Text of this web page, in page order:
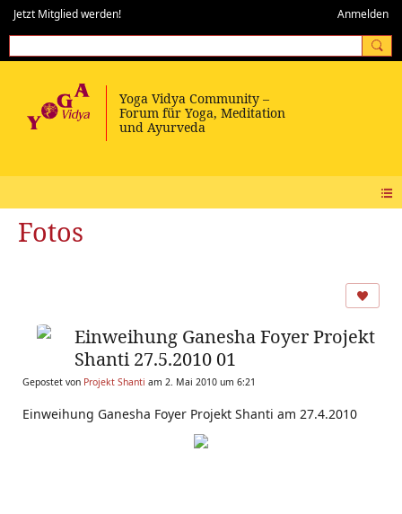
Jetzt Mitglied werden! Anmelden
Fotos
Einweihung Ganesha Foyer Projekt
Shanti 27.5.2010 01
Gepostet von Projekt Shanti am 2. Mai 2010 um 6:21
Einweihung Ganesha Foyer Projekt Shanti am 27.4.2010